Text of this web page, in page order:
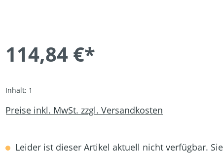
114,84 €*
Inhalt: 1
Preise inkl. MwSt. zzgl. Versandkosten
Leider ist dieser Artikel aktuell nicht verfügbar.